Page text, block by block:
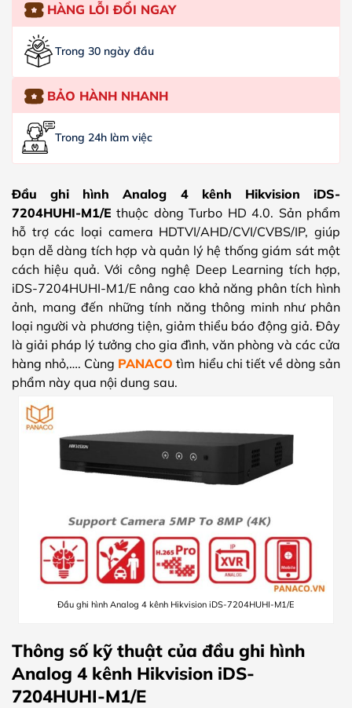
HÀNG LỖI ĐỔI NGAY
Trong 30 ngày đầu
BẢO HÀNH NHANH
Trong 24h làm việc
Đầu ghi hình Analog 4 kênh Hikvision iDS-
7204HUHI-M1/E thuộc dòng Turbo HD 4.0. Sản phẩm
hỗ trợ các loại camera HDTVI/AHD/CVI/CVBS/IP, giúp
bạn dễ dàng tích hợp và quản lý hệ thống giám sát một
cách hiệu quả. Với công nghệ Deep Learning tích hợp,
iDS-7204HUHI-M1/E nâng cao khả năng phân tích hình
ảnh, mang đến những tính năng thông minh như phân
loại người và phương tiện, giảm thiểu báo động giả. Đây
là giải pháp lý tưởng cho gia đình, văn phòng và các cửa
hàng nhỏ,…. Cùng PANACO tìm hiểu chi tiết về dòng sản
phẩm này qua nội dung sau.
Đầu ghi hình Analog 4 kênh Hikvision iDS-7204HUHI-M1/E
Thông số kỹ thuật của đầu ghi hình
Analog 4 kênh Hikvision iDS-
7204HUHI-M1/E